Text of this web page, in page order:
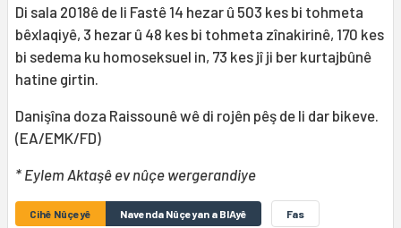
Di sala 2018ê de li Fastê 14 hezar û 503 kes bi tohmeta
bêxlaqiyê, 3 hezar û 48 kes bi tohmeta zînakirinê, 170 kes
bi sedema ku homoseksuel in, 73 kes jî ji ber kurtajbûnê
hatine girtin.
Danişîna doza Raissounê wê di rojên pêş de li dar bikeve.
(EA/EMK/FD)
* Eylem Aktaşê ev nûçe wergerandiye
Cihê Nûçeyê Navenda Nûçeyan a BIAyê Fas